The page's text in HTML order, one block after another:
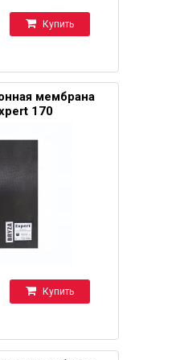
Купить
мембрана
170
Купить